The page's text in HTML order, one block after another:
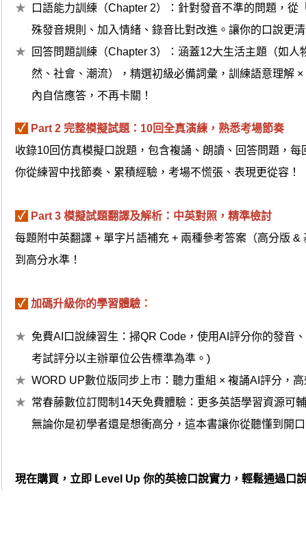
口語能力訓練（Chapter 2）：針對發音不準的問題，
殊發音規則、加入情緒、錄音比對改進。讓你的口說更
回答問題訓練（Chapter 3）：涵蓋12大生活主題（如
然、社會、潮流），精選初級必備詞彙，訓練語意理解
內自信應答，不再卡關！
✓ Part 2 完整模擬試題：10回全真演練，熟悉考場節奏
收錄10回仿真模擬口說題，包含複誦、朗讀、回答問題，
你從練習中找節奏、累積經驗，考場不慌張、表現更從容！
✓ Part 3 模擬試題翻譯及解析：中英對照，精準檢討
每題附中英翻譯 + 單字片語補充 + 兩種參考答案（高分版
到高分水準！
✓ 加碼升級你的學習體驗：
免費AI口說練習生：掃QR Code，使用AI評分你的發音
考試評分以主辦單位公告標準為準。)
WORD UP數位版同步上市：聽力重組 × 複誦AI評分，
常春藤數位訂閱制14天免費體驗：更多英語學習資源可
無論你是初學者還是想衝高分，這本書讓你從聽懂到開口
現在購買，立即 Level Up 你的英檢口說實力，輕鬆通過口說